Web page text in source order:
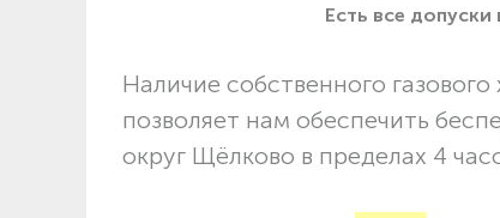
Есть все
Наличие собственного
позволяет нам обеспечить
округ Щёлково в пределах 4